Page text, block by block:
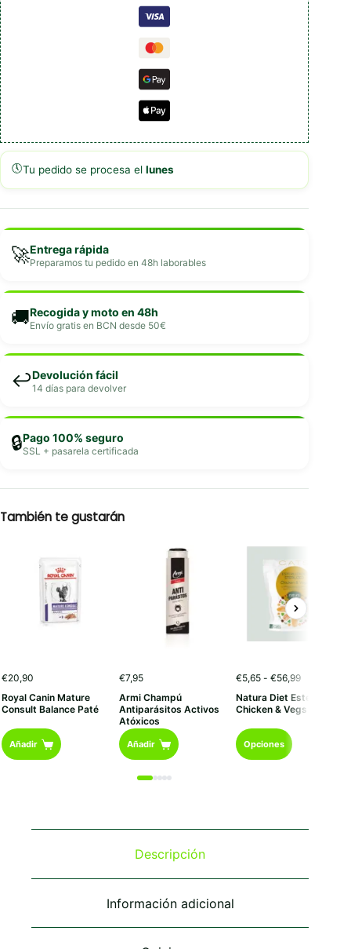
🕔Tu pedido se procesa el lunes
🚀Entrega rápida
Preparamos tu pedido en 48h laborables
🚚Recogida y moto en 48h
Envío gratis en BCN desde 50€
↩️Devolución fácil
14 días para devolver
🔒Pago 100% seguro
SSL + pasarela certificada
También te gustarán
€20,90
Royal Canin Mature
Consult Balance Paté
Añadir
€7,95
Armi Champú
Antiparásitos Activos
Atóxicos
Añadir
€5,65 - €56,99Rango
precios:
desde
Natura Diet Esterilizado
Chicken & Vegs
Opciones
Este
producto
opciones
elegir
página
Descripción
Información adicional